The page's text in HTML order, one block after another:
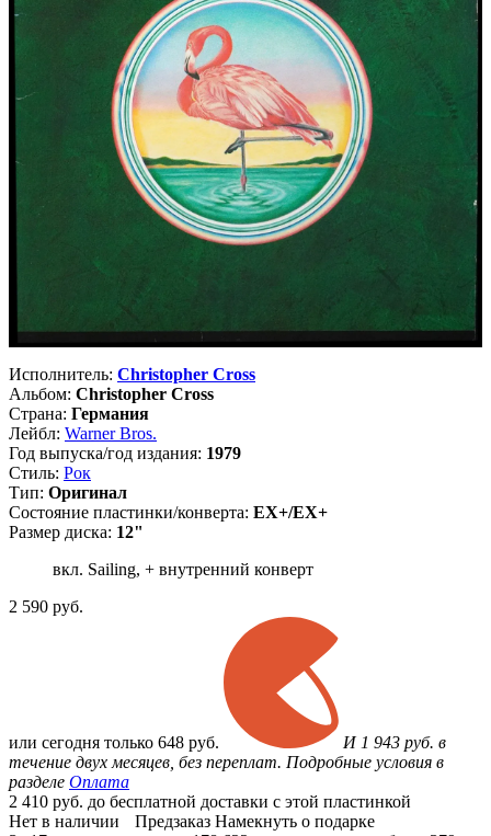
Исполнитель: Christopher Cross
Альбом: Christopher Cross
Страна: Германия
Лейбл: Warner Bros.
Год выпуска/год издания: 1979
Стиль: Рок
Тип: Оригинал
Состояние пластинки/конверта: EX+/EX+
Размер диска: 12"
вкл. Sailing, + внутренний конверт
2 590 руб.
или сегодня только 648 руб.
И 1 943 руб. в
течение двух месяцев, без переплат. Подробные условия в
разделе Оплата
2 410 руб. до бесплатной доставки с этой пластинкой
Нет в наличии
Предзаказ Намекнуть о подарке